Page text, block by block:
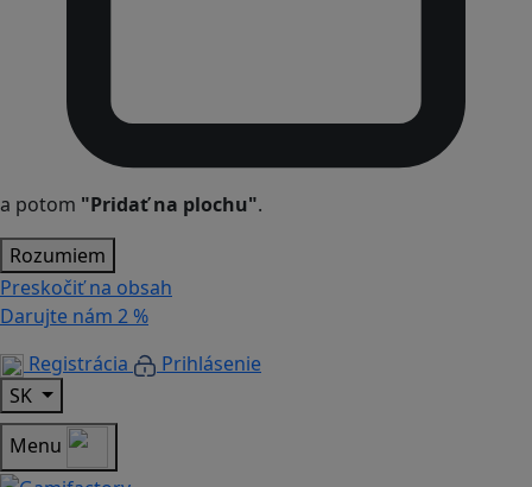
a potom "Pridať na plochu".
Rozumiem
Preskočiť na obsah
Darujte nám 2 %
Registrácia
Prihlásenie
SK
Menu